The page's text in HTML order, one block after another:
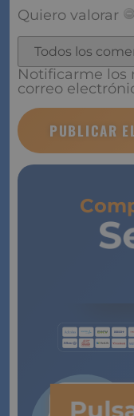
Correo electrónico
He leído y
Quiero valorar
Notificarme los